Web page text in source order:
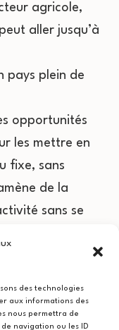
des technologies
aux informations des
nous permettra de
navigation ou les ID
agricole,
aller jusqu’à
pays plein de
opportunités
les mettre en
fixe, sans
de la
sans se
Je les